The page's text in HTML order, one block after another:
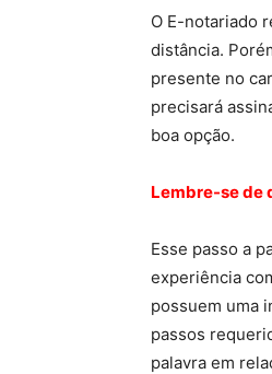
O E-notariado
distância.
presente no
precisará
boa opção.
Lembre-se de
Esse passo a
experiência
possuem uma
passos
palavra em